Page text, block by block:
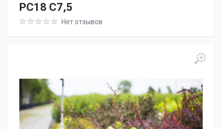
PC18 C7,5
Rating: 0 out of 5Нет отзывов